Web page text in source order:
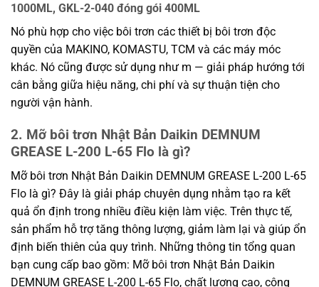
1000ML, GKL-2-040 đóng gói 400ML
Nó phù hợp cho việc bôi trơn các thiết bị bôi trơn độc
quyền của MAKINO, KOMASTU, TCM và các máy móc
khác. Nó cũng được sử dụng như m — giải pháp hướng tới
cân bằng giữa hiệu năng, chi phí và sự thuận tiện cho
người vận hành.
2. Mỡ bôi trơn Nhật Bản Daikin DEMNUM
GREASE L-200 L-65 Flo là gì?
Mỡ bôi trơn Nhật Bản Daikin DEMNUM GREASE L-200 L-65
Flo là gì? Đây là giải pháp chuyên dụng nhằm tạo ra kết
quả ổn định trong nhiều điều kiện làm việc. Trên thực tế,
sản phẩm hỗ trợ tăng thông lượng, giảm làm lại và giúp ổn
định biến thiên của quy trình. Những thông tin tổng quan
bạn cung cấp bao gồm: Mỡ bôi trơn Nhật Bản Daikin
DEMNUM GREASE L-200 L-65 Flo, chất lượng cao, công